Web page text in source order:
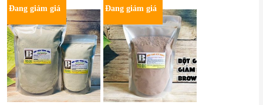
Đang giảm giá Đang giảm giá